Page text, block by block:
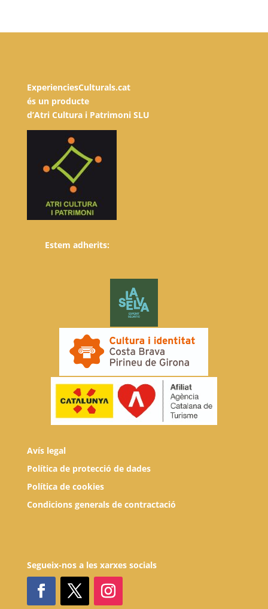
ExperienciesCulturals.cat
és un producte
d’Atri Cultura i Patrimoni SLU
Estem adherits:
Avís legal
Política de protecció de dades
Política de cookies
Condicions generals de contractació
Segueix-nos a les xarxes socials